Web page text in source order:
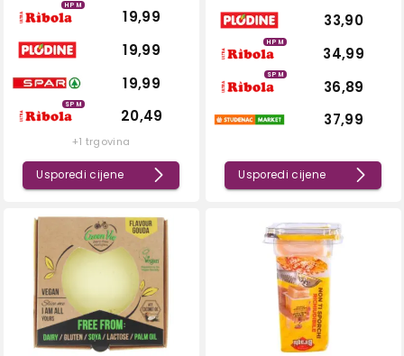
HPM
19,99
19,99
19,99
SPM
20,49
+1 trgovina
Usporedi cijene
33,90
HPM
34,99
SPM
36,89
37,99
Usporedi cijene